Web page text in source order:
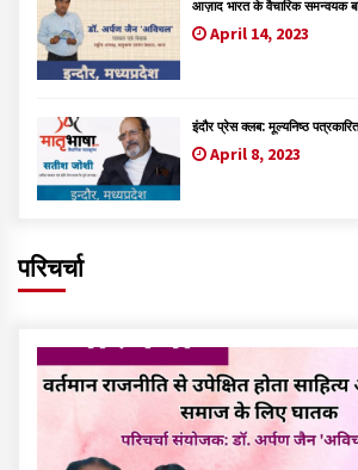
आज़ाद भारत के वैचारिक समन्वयक
April 14, 2023
इंदौर प्रेस क्लब: मूल्यनिष्ठ
April 8, 2023
परिचर्चा